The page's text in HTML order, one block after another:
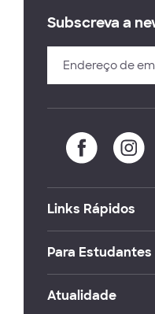
Subscreva a
Links Rápidos
Para Estudantes
Atualidade